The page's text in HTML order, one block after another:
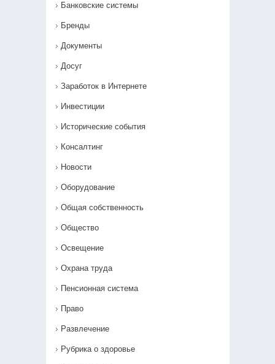
Банковские системы
Бренды
Документы
Досуг
Заработок в Интернете
Инвестиции
Исторические события
Консалтинг
Новости
Оборудование
Общая собственность
Общество
Освещение
Охрана труда
Пенсионная система
Право
Развлечение
Рубрика о здоровье